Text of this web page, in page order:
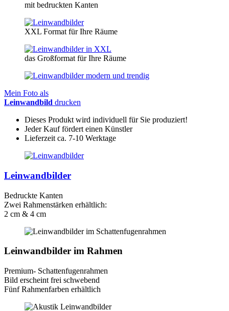
mit bedruckten Kanten
XXL Format für Ihre Räume
das Großformat für Ihre Räume
Mein Foto als
Leinwandbild drucken
Dieses Produkt wird individuell für Sie produziert!
Jeder Kauf fördert einen Künstler
Lieferzeit ca. 7-10 Werktage
Leinwandbilder
Bedruckte Kanten
Zwei Rahmenstärken erhältlich:
2 cm & 4 cm
Leinwandbilder im Rahmen
Premium- Schattenfugenrahmen
Bild erscheint frei schwebend
Fünf Rahmenfarben erhältlich